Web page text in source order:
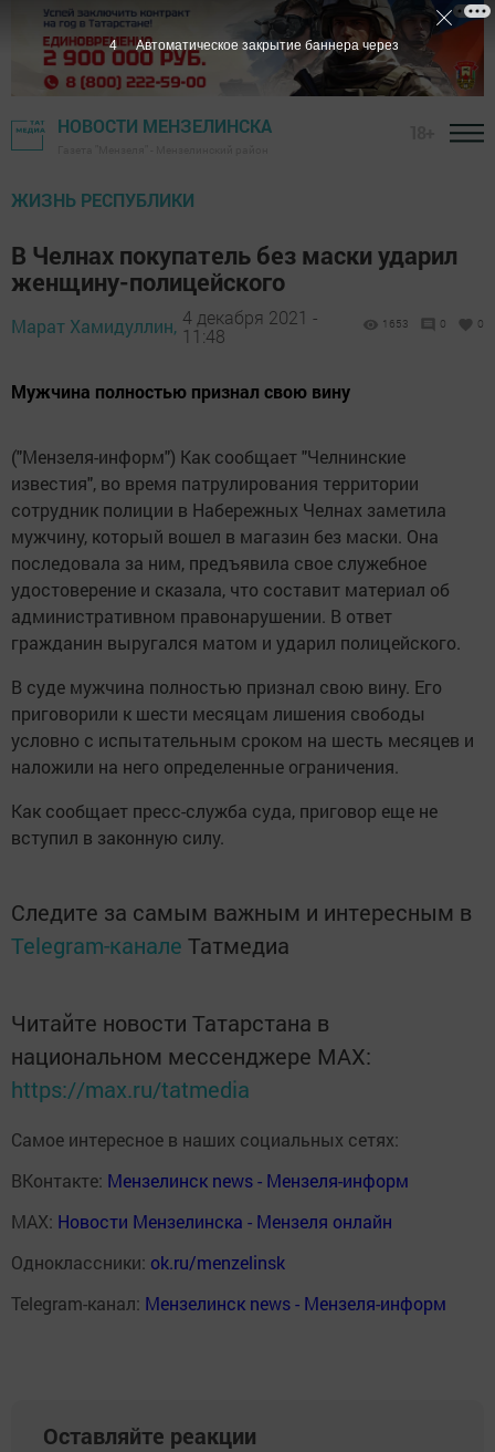
НОВОСТИ МЕНЗЕЛИНСКА
ЖИЗНЬ РЕСПУБЛИКИ
В Челнах покупатель без маски ударил
женщину-полицейского
Марат Хамидуллин, 4 декабря 2021 -
11:48
1653 0 0
Мужчина полностью признал свою вину
("Мензеля-информ") Как сообщает "Челнинские
известия", во время патрулирования территории
сотрудник полиции в Набережных Челнах заметила
мужчину, который вошел в магазин без маски. Она
последовала за ним, предъявила свое служебное
удостоверение и сказала, что составит материал об
административном правонарушении. В ответ
гражданин выругался матом и ударил полицейского.
В суде мужчина полностью признал свою вину. Его
приговорили к шести месяцам лишения свободы
условно с испытательным сроком на шесть месяцев и
наложили на него определенные ограничения.
Как сообщает пресс-служба суда, приговор еще не
вступил в законную силу.
Следите за самым важным и интересным в
Telegram-канале Татмедиа
Читайте новости Татарстана в
национальном мессенджере MАХ:
https://max.ru/tatmedia
Самое интересное в наших социальных сетях:
ВКонтакте: Мензелинск news - Мензеля-информ
MAX: Новости Мензелинска - Мензеля онлайн
Одноклассники: ok.ru/menzelinsk
Telegram-канал: Мензелинск news - Мензеля-информ
Оставляйте реакции
3 Автоматическое закрытие баннера через